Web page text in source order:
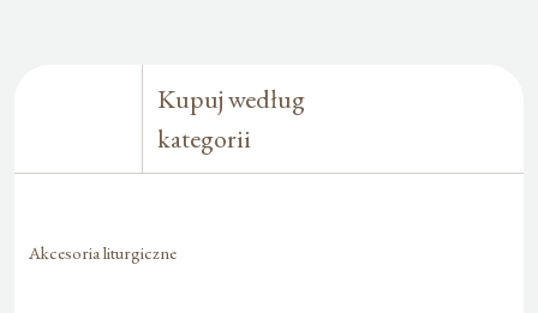
Kupuj według
kategorii
Akcesoria liturgiczne